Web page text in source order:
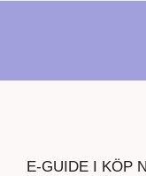
E-GUIDE I KÖP